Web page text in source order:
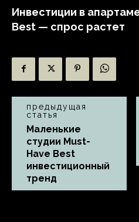
Инвестиции в
Best — спрос растет
предыдущая
статья
Маленькие
студии Must-
Have Best
инвестиционный
тренд